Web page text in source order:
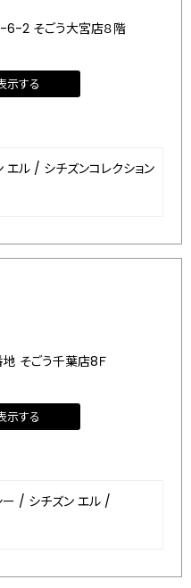
6-2 そごう大宮店８階
示する
エル / シチズンコレクション
そごう千葉店8Ｆ
示する
/ シチズン エル /